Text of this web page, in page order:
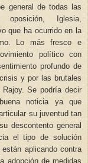
general de todas las
oposición, Iglesia,
que ha ocurrido en la
Lo más fresco e
político con
profundo de
y por las brutales
Se podría decir
noticia ya que
su juventud tan
descontento general
el tipo de solución
aplicando contra
adopción de medidas